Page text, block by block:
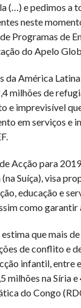
(…) e pedimos a
neste
Programas de
do Apelo
da América
milhões de
e imprevisível
em serviços e
Acção para
Suíça), visa
educação e
como garantir
que mais
de conflito e
infantil, entre
milhões na Síria
do Congo